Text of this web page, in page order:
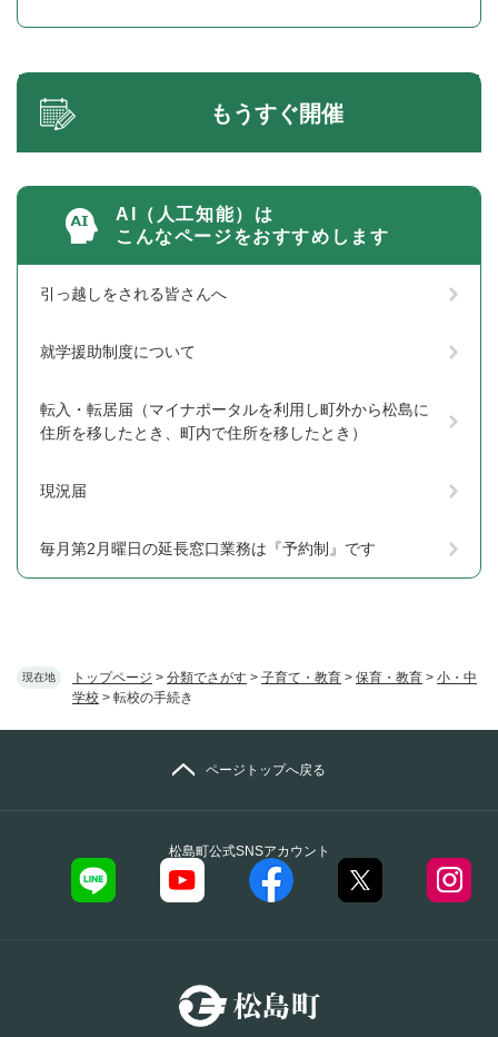
現在地 トップページ > 分類でさがす > 子育て・教育 > 保育・教育 > 小・中
学校 > 転校の手続き
もうすぐ開催
AI（人工知能）は
こんなページをおすすめします
引っ越しをされる皆さんへ
就学援助制度について
転入・転居届（マイナポータルを利用し町外から松島に
住所を移したとき、町内で住所を移したとき）
現況届
毎月第2月曜日の延長窓口業務は『予約制』です
松島町公式SNSアカウント
ページトップへ戻る